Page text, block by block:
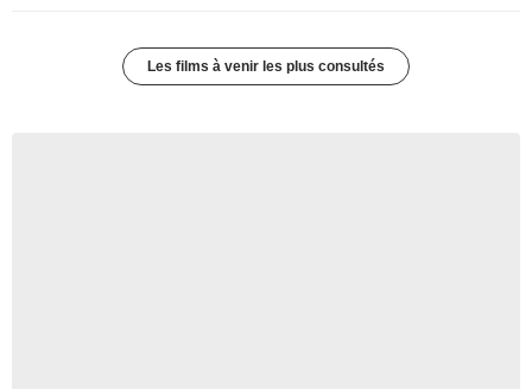
Les films à venir les plus consultés